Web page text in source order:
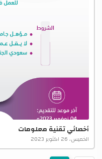
أخصائي تقنية معلومات
الخميس، 26 اكتوبر 2023